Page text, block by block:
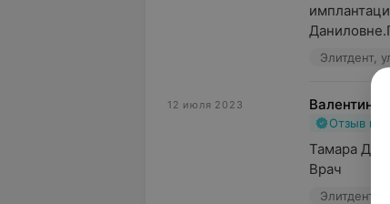
Элитдент,
12 июля 2023 Валентина
Отзыв
Тамара
Врач
Элитдент,